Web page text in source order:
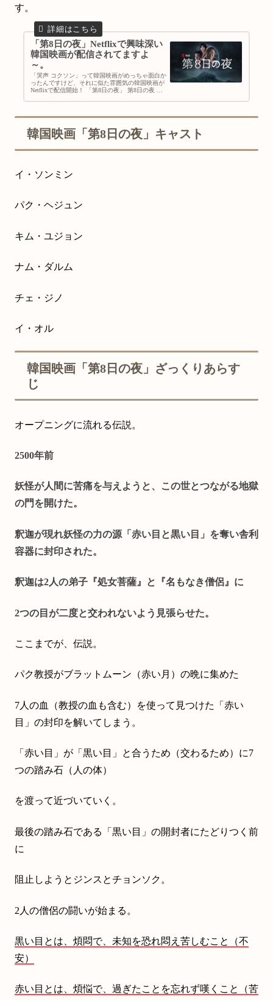
す。
「第8日の夜」Netflixで興味深い
韓国映画が配信されてますよ
～。
「哭声 コクソン」って韓国映画がめっちゃ面白か
ったんですけど、それに似た雰囲気の韓国映画が
Netflixで配信開始！ 「第8日の夜」 第8日の夜 原
韓国映画「第8日の夜」キャスト
イ・ソンミン
パク・ヘジュン
キム・ユジョン
ナム・ダルム
チェ・ジノ
イ・オル
韓国映画「第8日の夜」ざっくりあらす
じ
オープニングに流れる伝説。
2500年前
妖怪が人間に苦痛を与えようと、この世とつながる地獄
の門を開けた。
釈迦が現れ妖怪の力の源「赤い目と黒い目」を奪い舎利
容器に封印された。
釈迦は2人の弟子『処女菩薩』と『名もなき僧侶』に
2つの目が二度と交われないよう見張らせた。
ここまでが、伝説。
パク教授がブラットムーン（赤い月）の晩に集めた
7人の血（教授の血も含む）を使って見つけた「赤い
目」の封印を解いてしまう。
「赤い目」が「黒い目」と合うため（交わるため）に7
つの踏み石（人の体）
を渡って近づいていく。
最後の踏み石である「黒い目」の開封者にたどりつく前
に
阻止しようとジンスとチョンソク。
2人の僧侶の闘いが始まる。
黒い目とは、煩悶で、未知を恐れ悶え苦しむこと（不
安）
赤い目とは、煩悩で、過ぎたことを忘れず嘆くこと（苦